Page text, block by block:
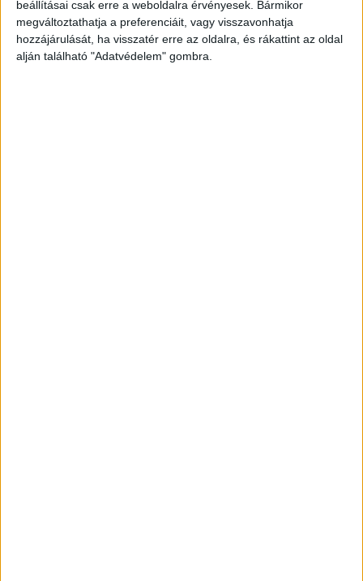
beállításai csak erre a weboldalra érvényesek. Bármikor
megváltoztathatja a preferenciáit, vagy visszavonhatja
hozzájárulását, ha visszatér erre az oldalra, és rákattint az oldal
alján található "Adatvédelem" gombra.
összecsapás előtt arról is beszélt, reméli végig
tudja botolni a 4 menetet.A Budapest és
Környéke hírportál legfrissebb híreit ide